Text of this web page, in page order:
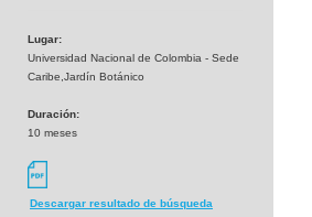
Lugar:
Universidad Nacional de Colombia - Sede
Caribe,Jardín Botánico
Duración:
10 meses
Descargar resultado de búsqueda